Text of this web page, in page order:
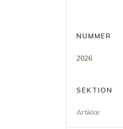
NUMMER
2026
SEKTION
Artiklar